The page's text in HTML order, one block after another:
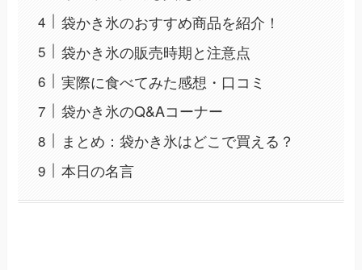
袋かき氷のおすすめ商品を紹介！
袋かき氷の販売時期と注意点
実際に食べてみた感想・口コミ
袋かき氷のQ&Aコーナー
まとめ：袋かき氷はどこで買える？
本日の名言